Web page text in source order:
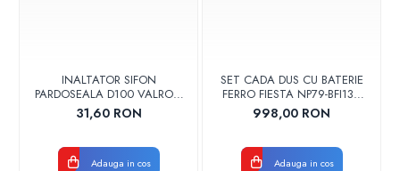
INALTATOR SIFON
PARDOSEALA D100 VALROM
17001900004
31,60 RON
Adauga in cos
SET CADA DUS CU BATERIE
FERRO FIESTA NP79-BFI13U
CROM
998,00 RON
Adauga in cos